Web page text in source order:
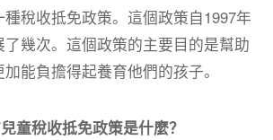
常見問題
聯絡我們
稅收抵免政策。這個政策自1997年
幾次。這個政策的主要目的是幫助
能負擔得起養育他們的孩子。
童稅收抵免政策是什麼？